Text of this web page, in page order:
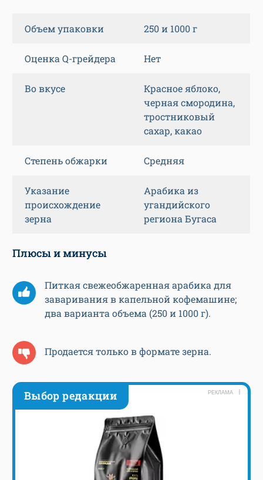
Объем упаковки 250 и 1000 г
Оценка Q-грейдера Нет
Во вкусе
Красное яблоко,
черная смородина,
тростниковый
сахар, какао
Степень обжарки Средняя
Указание
происхождение
зерна
Арабика из
угандийского
региона Бугаса
Плюсы и минусы
Питкая свежеобжаренная арабика для
заваривания в капельной кофемашине;
два варианта объема (250 и 1000 г).
Продается только в формате зерна.
Выбор редакции РЕКЛАМА